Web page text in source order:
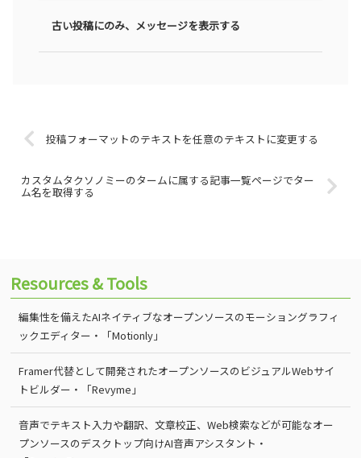
古い投稿にのみ、メッセージを表示する
投稿フォーマットのテキストを任意のテキストに変更する
カスタムタクソノミーのタームに属する記事一覧ページでター
ム名を取得する
Resources & Tools
編集性を備えたAIネイティブなオープンソースのモーショングラフィ
ックエディター・「Motionly」
Framer代替として開発されたオープンソースのビジュアルWebサイ
トビルダー・「Revyme」
音声でテキスト入力や翻訳、文章校正、Web検索などが可能なオー
プンソースのデスクトップ向けAI音声アシスタント・